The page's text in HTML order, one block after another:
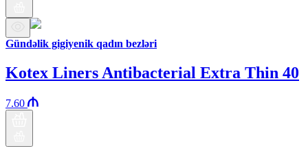
Gündəlik gigiyenik qadın bezləri
Kotex Liners Antibacterial Extra Thin 40
7.60